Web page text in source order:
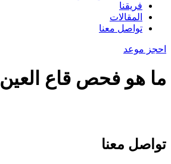
فريقنا
المقالات
تواصل معنا
احجز موعد
ما هو فحص قاع العين
تواصل معنا